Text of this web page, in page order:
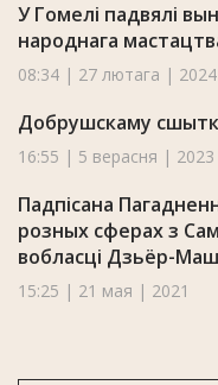
У Гомелі падвялі
народнага
08:34 | 27 лютага | 2024
Добрушскаму
16:55 | 5 верасня | 2023
Падпісана
розных сферах з
вобласці Дзьёр-
15:25 | 21 мая | 2021